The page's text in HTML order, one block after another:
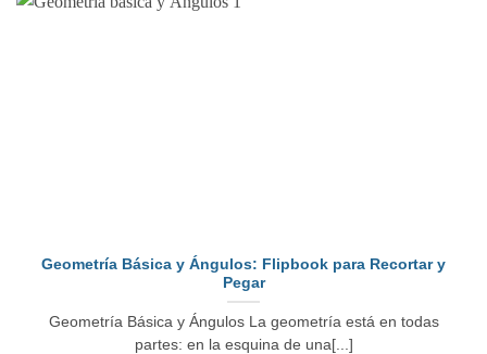
Geometría Básica y Ángulos: Flipbook para Recortar y
Pegar
Geometría Básica y Ángulos La geometría está en todas
partes: en la esquina de una[...]